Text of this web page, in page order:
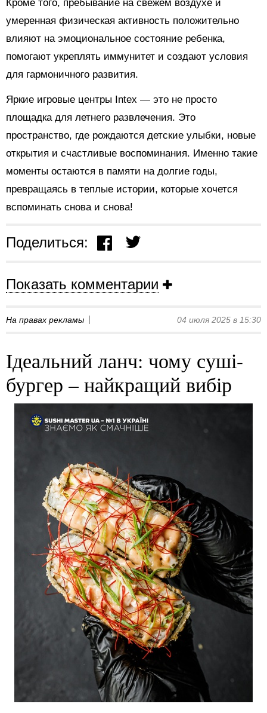
Кроме того, пребывание на свежем воздухе и
умеренная физическая активность положительно
влияют на эмоциональное состояние ребенка,
помогают укреплять иммунитет и создают условия
для гармоничного развития.
Яркие игровые центры Intex — это не просто
площадка для летнего развлечения. Это
пространство, где рождаются детские улыбки, новые
открытия и счастливые воспоминания. Именно такие
моменты остаются в памяти на долгие годы,
превращаясь в теплые истории, которые хочется
вспоминать снова и снова!
Поделиться:
Показать комментарии
На правах рекламы 04 июля 2025 в 15:30
Ідеальний ланч: чому суші-
бургер – найкращий вибір